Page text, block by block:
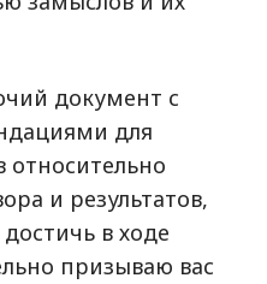
документ с
для
относительно
и результатов,
в ходе
призываю вас